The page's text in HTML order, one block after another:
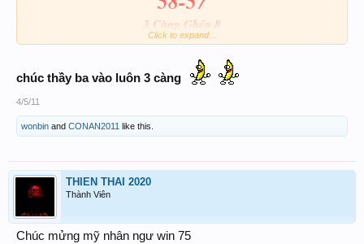
3 Càng Ghép 8
Vui cùng Thầy III
Click to expand...
chúc thầy ba vào luôn 3 càng
4/5/11
wonbin and CONAN2011 like this.
THIEN THAI 2020
Thành Viên
Chúc mửng mỹ nhân ngư win 75